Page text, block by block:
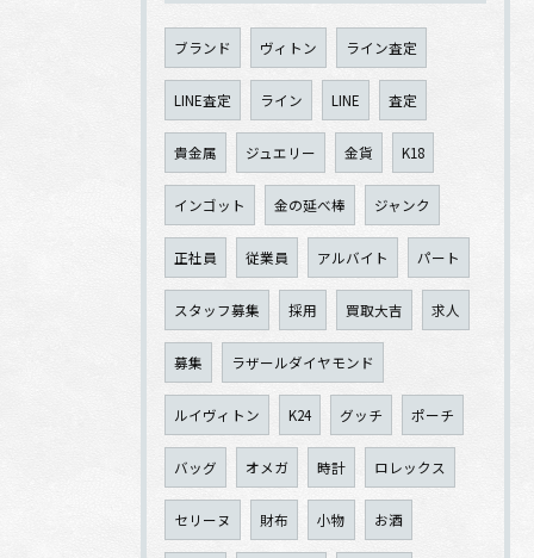
ブランド ヴィトン ライン査定
LINE査定 ライン LINE 査定
貴金属 ジュエリー 金貨 K18
インゴット 金の延べ棒 ジャンク
正社員 従業員 アルバイト パート
スタッフ募集 採用 買取大吉 求人
募集 ラザールダイヤモンド
ルイヴィトン K24 グッチ ポーチ
バッグ オメガ 時計 ロレックス
セリーヌ 財布 小物 お酒